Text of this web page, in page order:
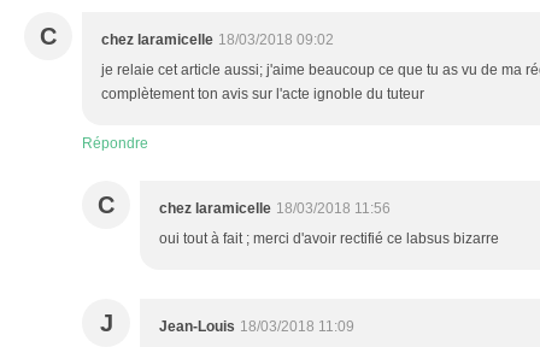
C chez laramicelle 18/03/2018 09:02
je relaie cet article aussi; j'aime beaucoup ce que tu as vu de ma
complètement ton avis sur l'acte ignoble du tuteur
Répondre
C chez laramicelle 18/03/2018 11:56
oui tout à fait ; merci d'avoir rectifié ce labsus bizarre
J Jean-Louis 18/03/2018 11:09